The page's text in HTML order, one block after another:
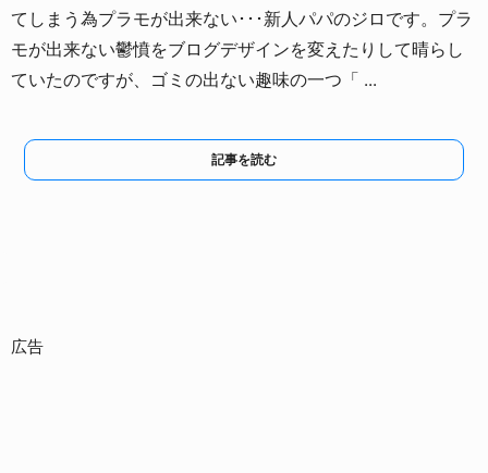
てしまう為プラモが出来ない･･･新人パパのジロです。 プラ
モが出来ない鬱憤をブログデザインを変えたりして晴らし
ていたのですが、
ゴミの出ない趣味の一つ「 ...
記事を読む
広告